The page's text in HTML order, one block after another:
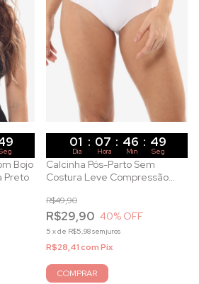
Bojo
Preto
01 : 07 : 46 : 47
Dia Hora Min Seg
Calcinha Pós-Parto Sem
Costura Leve Compressão
R$29,90
R$49,90
40% OFF
5 xde R$5,98sem juros
R$28,41comPix
COMPRAR